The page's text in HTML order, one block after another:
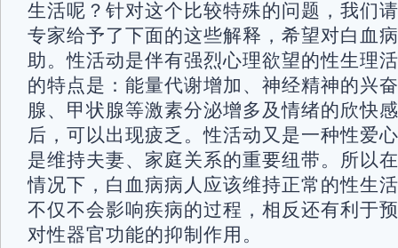
生活呢？针对这个比较特殊的问题，我们
专家给予了下面的这些解释，希望对白血
助。性活动是伴有强烈心理欲望的性生理
的特点是：能量代谢增加、神经精神的兴
腺、甲状腺等激素分泌增多及情绪的欣快
后，可以出现疲乏。性活动又是一种性爱
是维持夫妻、家庭关系的重要纽带。所以
情况下，白血病病人应该维持正常的性生
不仅不会影响疾病的过程，相反还有利于
对性器官功能的抑制作用。